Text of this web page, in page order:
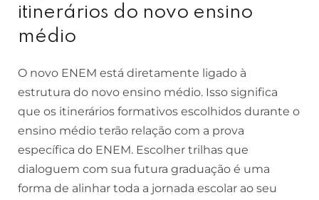
itinerários do novo ensino
médio
O novo ENEM está diretamente ligado à
estrutura do novo ensino médio. Isso significa
que os itinerários formativos escolhidos durante o
ensino médio terão relação com a prova
específica do ENEM. Escolher trilhas que
dialoguem com sua futura graduação é uma
forma de alinhar toda a jornada escolar ao seu